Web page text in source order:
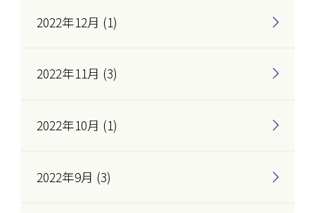
2022年12月 (1)
2022年11月 (3)
2022年10月 (1)
2022年9月 (3)